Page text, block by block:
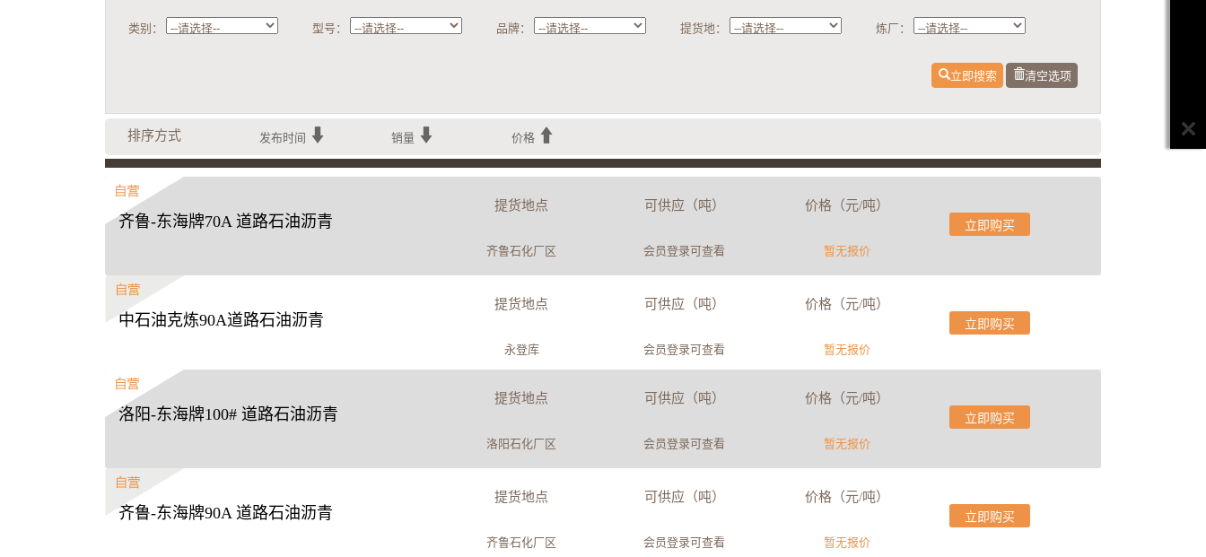
类别： 型号： 品牌： 提货地： 炼厂：
立即搜索 清空选项
排序方式 发布时间 销量 价格
齐鲁-东海牌70A 道路石油沥青
提货地点 可供应（吨） 价格（元/吨）
齐鲁石化厂区 会员登录可查看 暂无报价
立即购买
中石油克炼90A道路石油沥青
提货地点 可供应（吨） 价格（元/吨）
永登库 会员登录可查看 暂无报价
立即购买
洛阳-东海牌100# 道路石油沥青
提货地点 可供应（吨） 价格（元/吨）
洛阳石化厂区 会员登录可查看 暂无报价
立即购买
齐鲁-东海牌90A 道路石油沥青
提货地点 可供应（吨） 价格（元/吨）
齐鲁石化厂区 会员登录可查看 暂无报价
立即购买